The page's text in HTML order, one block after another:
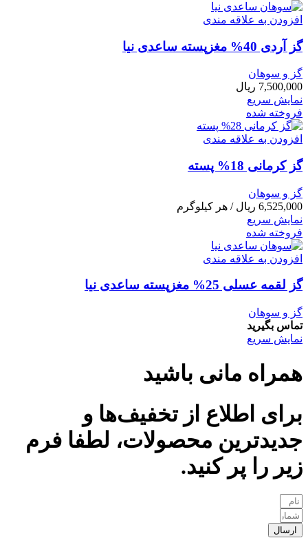
افزودن به علاقه مندی
گز آردی 40% مغزپسته ساعدی نیا
گز و سوهان
7,500,000 ریال
نمایش سریع
فروخته شده
افزودن به علاقه مندی
گز کرمانی 18% پسته
گز و سوهان
6,525,000 ریال / هر کیلوگرم
نمایش سریع
فروخته شده
افزودن به علاقه مندی
گز لقمه عسلی 25% مغزپسته ساعدی نیا
گز و سوهان
تماس بگیرید
نمایش سریع
همراه مانی باشید
برای اطلاع از تخفیف‌ها و
جدیدترین محصولات، لطفا فرم
زیر را پر کنید.
ارسال